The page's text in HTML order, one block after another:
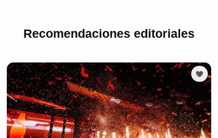
Recomendaciones editoriales